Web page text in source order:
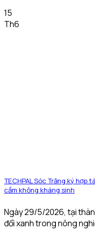
15
Th6
TECHPAL Sóc Trăng ký
cầm không kháng sinh
Ngày 29/5/2026, tại
đổi xanh trong nông